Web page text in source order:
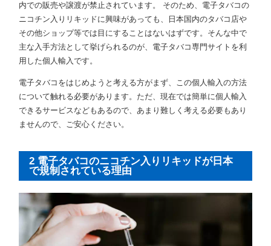
内での販売や譲渡が禁止されています。 そのため、電子タバコの
ニコチン入りリキッドに興味があっても、日本国内のタバコ店や
その他ショップ等では目にすることはないはずです。そんな中で
主な入手方法として挙げられるのが、電子タバコ専門サイトを利
用した個人輸入です。
電子タバコをはじめようと考える方がまず、この個人輸入の方法
について触れる必要があります。ただ、現在では簡単に個人輸入
できるサービスなどもあるので、あまり難しく考える必要もあり
ませんので、ご安心ください。
2 電子タバコのニコチン入りリキッドが日本
で規制されている理由